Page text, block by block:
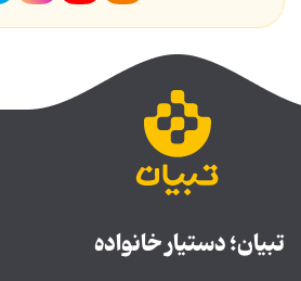
تبیان؛ دستیار خانواده